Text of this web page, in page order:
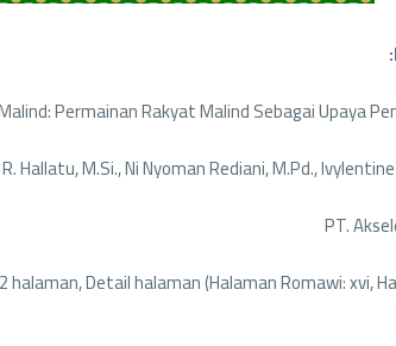
Permainan Rakyat Malind Sebagai Upaya
Hallatu, M.Si., Ni Nyoman Rediani, M.Pd.,
PT.
halaman, Detail halaman (Halaman Romawi: xvi,